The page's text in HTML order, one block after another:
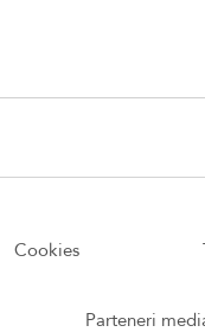
Cookies
Parteneri